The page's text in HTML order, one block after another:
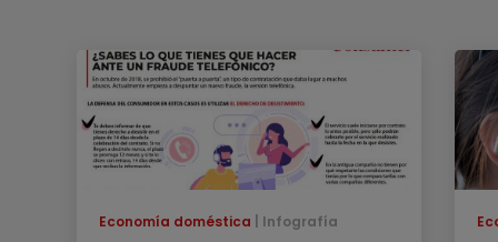
Economía doméstica Infografía